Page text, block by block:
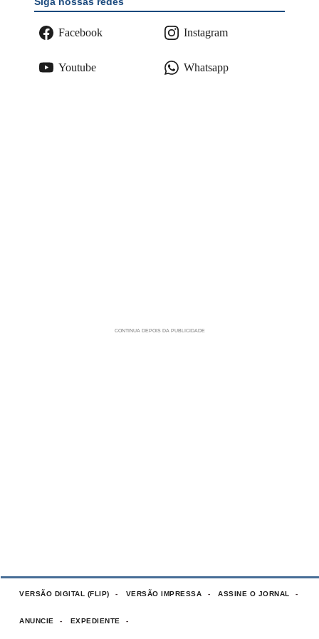
Facebook Instagram
Youtube Whatsapp
VERSÃO DIGITAL (FLIP) VERSÃO IMPRESSA ASSINE O JORNAL
ANUNCIE EXPEDIENTE